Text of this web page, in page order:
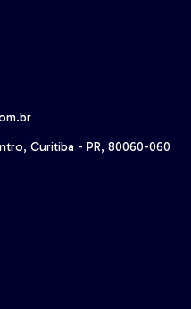
Curitiba - PR, 80060-060